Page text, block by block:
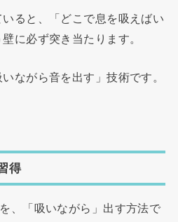
ると、「どこで息を吸えばい
に必ず突き当たります。
ながら音を出す」技術です。
得
、「吸いながら」出す方法で